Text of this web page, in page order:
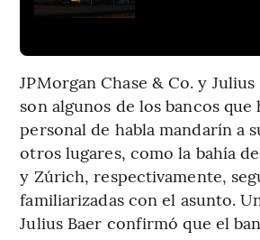
JPMorgan Chase & Co. y
son algunos de los bancos
personal de habla mandarín a
otros lugares, como la bahía
y Zúrich, respectivamente,
familiarizadas con el asunto.
Julius Baer confirmó que el